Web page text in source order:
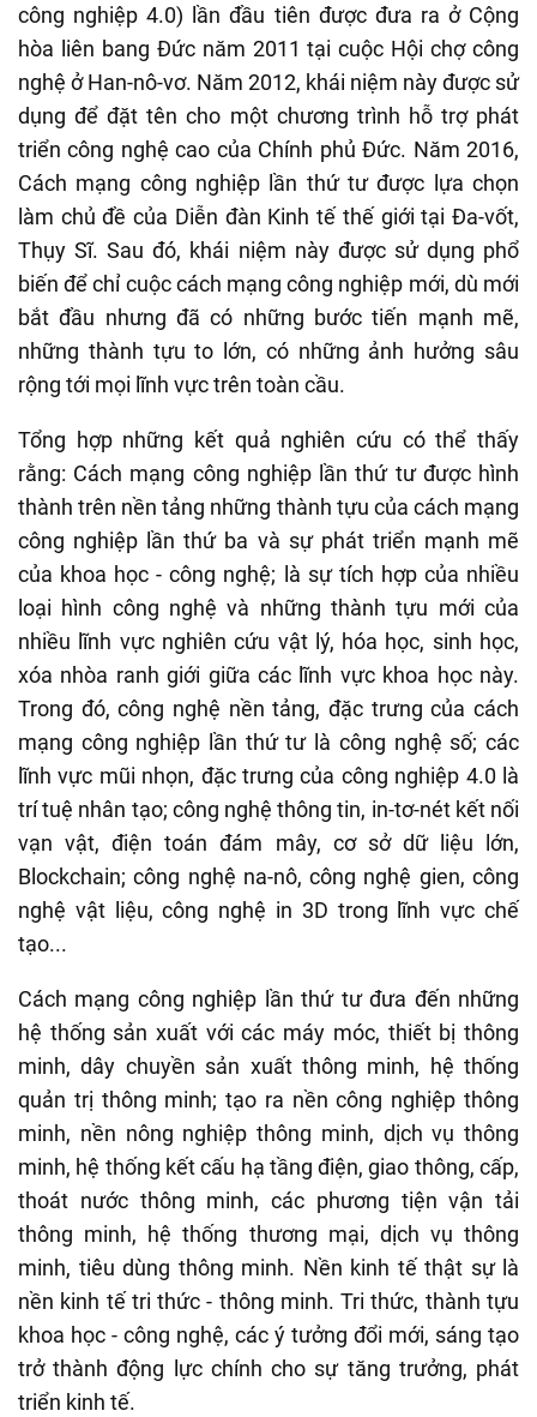
công nghiệp 4.0) lần đầu tiên được đưa ra ở Cộng
hòa liên bang Đức năm 2011 tại cuộc Hội chợ công
nghệ ở Han-nô-vơ. Năm 2012, khái niệm này được sử
dụng để đặt tên cho một chương trình hỗ trợ phát
triển công nghệ cao của Chính phủ Đức. Năm 2016,
Cách mạng công nghiệp lần thứ tư được lựa chọn
làm chủ đề của Diễn đàn Kinh tế thế giới tại Đa-vốt,
Thụy Sĩ. Sau đó, khái niệm này được sử dụng phổ
biến để chỉ cuộc cách mạng công nghiệp mới, dù mới
bắt đầu nhưng đã có những bước tiến mạnh mẽ,
những thành tựu to lớn, có những ảnh hưởng sâu
rộng tới mọi lĩnh vực trên toàn cầu.
Tổng hợp những kết quả nghiên cứu có thể thấy
rằng: Cách mạng công nghiệp lần thứ tư được hình
thành trên nền tảng những thành tựu của cách mạng
công nghiệp lần thứ ba và sự phát triển mạnh mẽ
của khoa học - công nghệ; là sự tích hợp của nhiều
loại hình công nghệ và những thành tựu mới của
nhiều lĩnh vực nghiên cứu vật lý, hóa học, sinh học,
xóa nhòa ranh giới giữa các lĩnh vực khoa học này.
Trong đó, công nghệ nền tảng, đặc trưng của cách
mạng công nghiệp lần thứ tư là công nghệ số; các
lĩnh vực mũi nhọn, đặc trưng của công nghiệp 4.0 là
trí tuệ nhân tạo; công nghệ thông tin, in-tơ-nét kết nối
vạn vật, điện toán đám mây, cơ sở dữ liệu lớn,
Blockchain; công nghệ na-nô, công nghệ gien, công
nghệ vật liệu, công nghệ in 3D trong lĩnh vực chế
tạo...
Cách mạng công nghiệp lần thứ tư đưa đến những
hệ thống sản xuất với các máy móc, thiết bị thông
minh, dây chuyền sản xuất thông minh, hệ thống
quản trị thông minh; tạo ra nền công nghiệp thông
minh, nền nông nghiệp thông minh, dịch vụ thông
minh, hệ thống kết cấu hạ tầng điện, giao thông, cấp,
thoát nước thông minh, các phương tiện vận tải
thông minh, hệ thống thương mại, dịch vụ thông
minh, tiêu dùng thông minh. Nền kinh tế thật sự là
nền kinh tế tri thức - thông minh. Tri thức, thành tựu
khoa học - công nghệ, các ý tưởng đổi mới, sáng tạo
trở thành động lực chính cho sự tăng trưởng, phát
triển kinh tế.